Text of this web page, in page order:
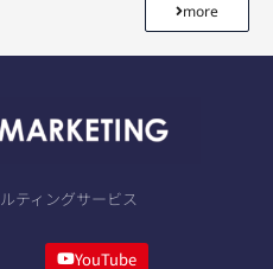
more
ティングサービス
YouTube